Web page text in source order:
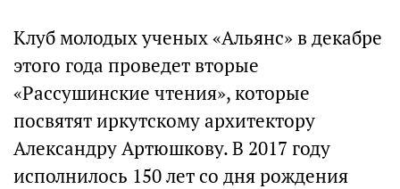
Клуб молодых ученых «Альянс» в декабре
этого года проведет вторые
«Рассушинские чтения», которые
посвятят иркутскому архитектору
Александру Артюшкову. В 2017 году
исполнилось 150 лет со дня рождения